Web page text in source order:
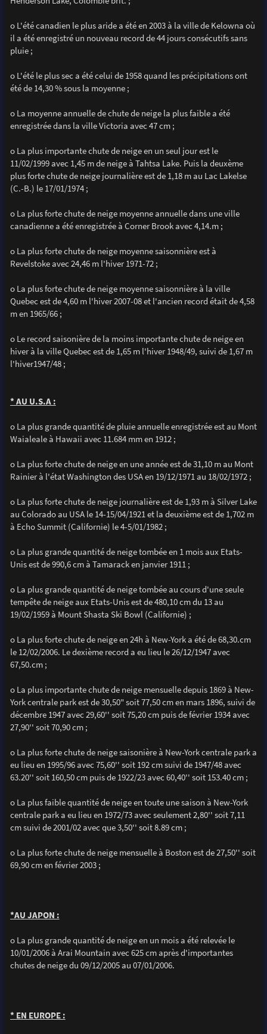
o L'été canadien le plus aride a été en 2003 à la ville de Kelowna où
il a été enregistré un nouveau record de 44 jours consécutifs sans
pluie ;
o L'été le plus sec a été celui de 1958 quand les précipitations ont
été de 14,30 % sous la moyenne ;
o La moyenne annuelle de chute de neige la plus faible a été
enregistrée dans la ville Victoria avec 47 cm ;
o La plus importante chute de neige en un seul jour est le
11/02/1999 avec 1,45 m de neige à Tahtsa Lake. Puis la deuxème
plus forte chute de neige journalière est de 1,18 m au Lac Lakelse
(C.-B.) le 17/01/1974 ;
o La plus forte chute de neige moyenne annuelle dans une ville
canadienne a été enregistrée à Corner Brook avec 4,14.m ;
o La plus forte chute de neige moyenne saisonnière est à
Revelstoke avec 24,46 m l'hiver 1971-72 ;
o La plus forte chute de neige moyenne saisonnière à la ville
Quebec est de 4,60 m l'hiver 2007-08 et l'ancien record était de 4,58
m en 1965/66 ;
o Le record saisonière de la moins importante chute de neige en
hiver à la ville Quebec est de 1,65 m l'hiver 1948/49, suivi de 1,67 m
l'hiver1947/48 ;
* AU U.S.A :
o La plus grande quantité de pluie annuelle enregistrée est au Mont
Waialeale à Hawaii avec 11.684 mm en 1912 ;
o La plus forte chute de neige en une année est de 31,10 m au Mont
Rainier à l'état Washington des USA en 19/12/1971 au 18/02/1972 ;
o La plus forte chute de neige journalière est de 1,93 m à Silver Lake
au Colorado au USA le 14-15/04/1921 et la deuxième est de 1,702 m
à Echo Summit (Californie) le 4-5/01/1982 ;
o La plus grande quantité de neige tombée en 1 mois aux Etats-
Unis est de 990,6 cm à Tamarack en janvier 1911 ;
o La plus grande quantité de neige tombée au cours d'une seule
tempête de neige aux Etats-Unis est de 480,10 cm du 13 au
19/02/1959 à Mount Shasta Ski Bowl (Californie) ;
o La plus forte chute de neige en 24h à New-York a été de 68,30.cm
le 12/02/2006. Le dexième record a eu lieu le 26/12/1947 avec
67,50.cm ;
o La plus importante chute de neige mensuelle depuis 1869 à New-
York centrale park est de 30,50" soit 77,50 cm en mars 1896, suivi de
décembre 1947 avec 29,60'' soit 75,20 cm puis de février 1934 avec
27,90'' soit 70,90 cm ;
o La plus forte chute de neige saisonière à New-York centrale park a
eu lieu en 1995/96 avec 75,60'' soit 192 cm suivi de 1947/48 avec
63.20'' soit 160,50 cm puis de 1922/23 avec 60,40'' soit 153.40 cm ;
o La plus faible quantité de neige en toute une saison à New-York
centrale park a eu lieu en 1972/73 avec seulement 2,80'' soit 7,11
cm suivi de 2001/02 avec que 3,50'' soit 8.89 cm ;
o La plus forte chute de neige mensuelle à Boston est de 27,50'' soit
69,90 cm en février 2003 ;
*AU JAPON :
o La plus grande quantité de neige en un mois a été relevée le
10/01/2006 à Arai Mountain avec 625 cm après d'importantes
chutes de neige du 09/12/2005 au 07/01/2006.
* EN EUROPE :